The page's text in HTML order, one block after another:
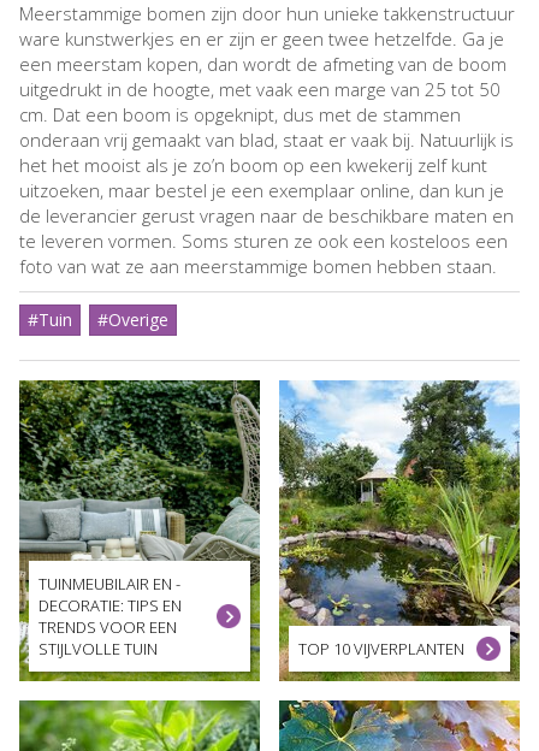
Meerstammige bomen zijn door hun unieke takkenstructuur
ware kunstwerkjes en er zijn er geen twee hetzelfde. Ga je
een meerstam kopen, dan wordt de afmeting van de boom
uitgedrukt in de hoogte, met vaak een marge van 25 tot 50
cm. Dat een boom is opgeknipt, dus met de stammen
onderaan vrij gemaakt van blad, staat er vaak bij. Natuurlijk is
het het mooist als je zo’n boom op een kwekerij zelf kunt
uitzoeken, maar bestel je een exemplaar online, dan kun je
de leverancier gerust vragen naar de beschikbare maten en
te leveren vormen. Soms sturen ze ook een kosteloos een
foto van wat ze aan meerstammige bomen hebben staan.
#Tuin #Overige
TUINMEUBILAIR EN -
DECORATIE: TIPS EN
TRENDS VOOR EEN
STIJLVOLLE TUIN
TOP 10 VIJVERPLANTEN